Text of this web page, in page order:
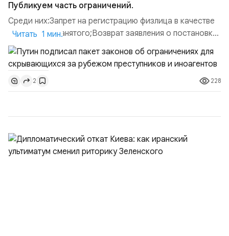
Публикуем часть ограничений.
Среди них:Запрет на регистрацию физлица в качестве
ИП или самозанятого;Возврат заявления о постановке
недвижимости на кадастровый учет;Ограничение
водительских прав;Запрет регистрации транспортных
средств и на заключение сделок по
доверенности;Отказ в заключении кредитного
договора, предоставлении государственных и
Читать 1 мин.
2 228